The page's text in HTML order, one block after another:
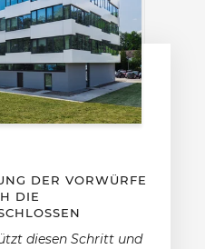
DER VORWÜRFE
DIE
diesen Schritt und